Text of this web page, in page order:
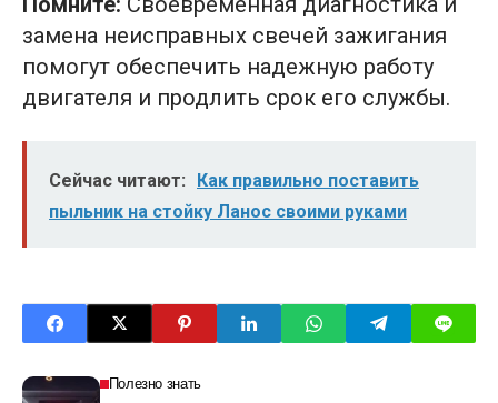
замена неисправных свечей зажигания
помогут обеспечить надежную работу
двигателя и продлить срок его службы.
Сейчас читают:
Как правильно поставить
пыльник на стойку Ланос своими руками
Полезно знать